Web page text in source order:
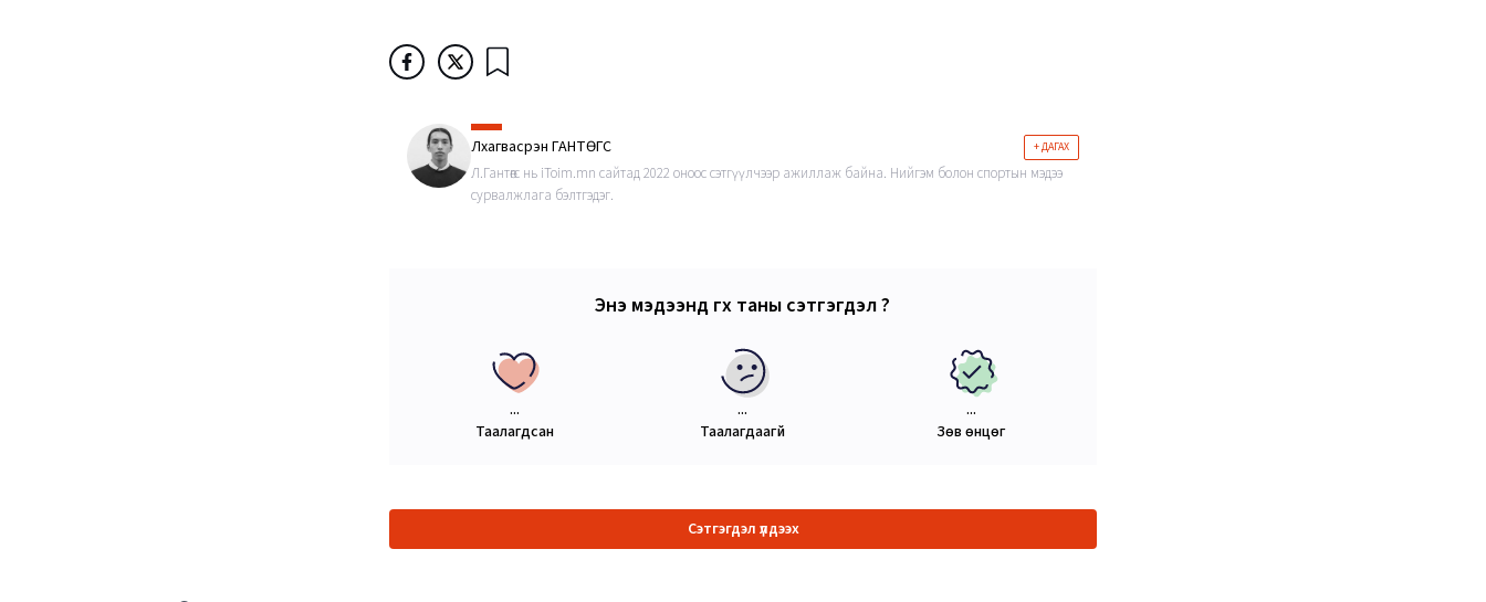
Лхагвасүрэн ГАНТӨГС + ДАГАХ
Л.Гантөгс нь iToim.mn сайтад 2022 оноос сэтгүүлчээр ажиллаж байна. Нийгэм болон спортын мэдээ
сурвалжлага бэлтгэдэг.
Энэ мэдээнд өгөх таны сэтгэгдэл ?
...
Таалагдсан
...
Таалагдаагүй
...
Зөв өнцөг
Сэтгэгдэл үлдээх